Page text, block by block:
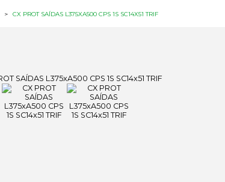
> CX PROT SAÍDAS L375XA500 CPS 1S SC14X51 TRIF